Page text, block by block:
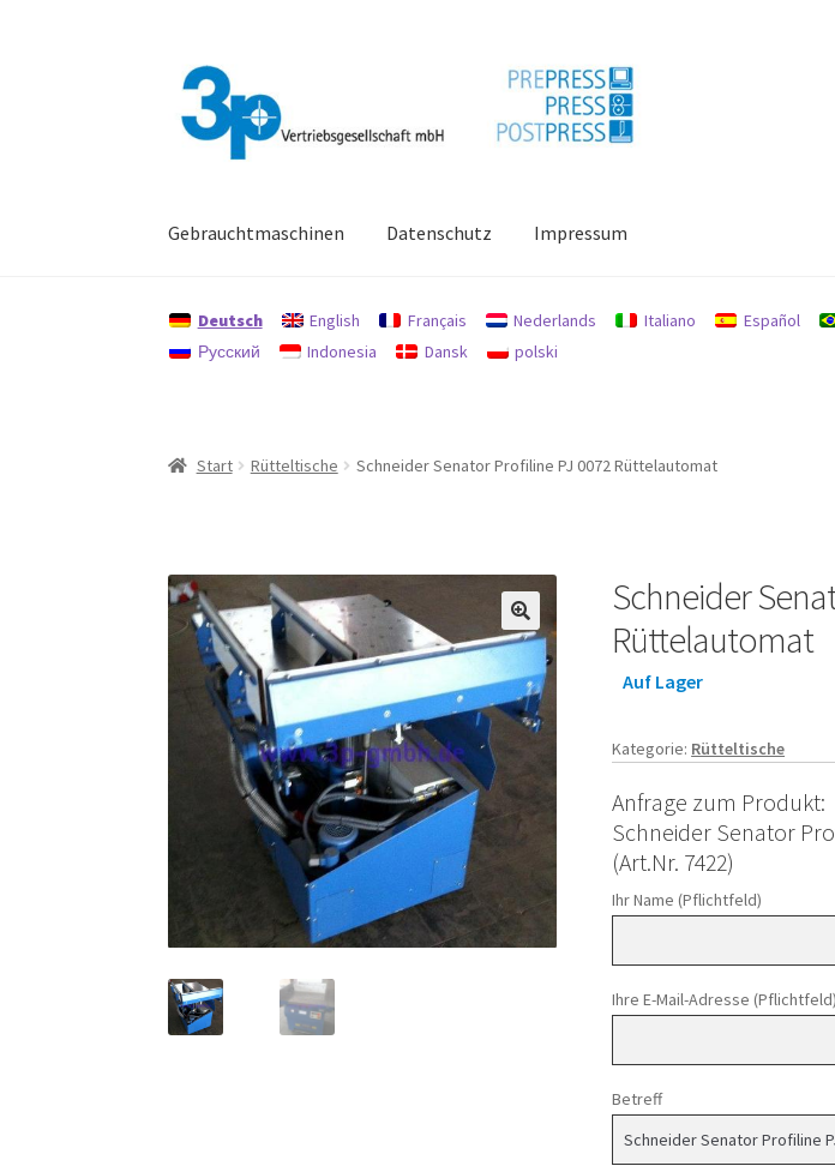
Navigation
springen
Zum
Inhalt
springen
Gebrauchtmaschinen Datenschutz Impressum
Deutsch English Français Nederlands Italiano Español
Русский
Indonesia Dansk polski
Start Rütteltische Schneider Senator Profiline PJ 0072 Rüttelautomat
Schneider
Rüttelautomat
Auf Lager
Kategorie: Rütteltische
Anfrage zum Produkt:
Schneider Senator
(Art.Nr. 7422)
Ihr Name (Pflichtfeld)
Ihre E-Mail-Adresse (Pflichtfeld)
Betreff